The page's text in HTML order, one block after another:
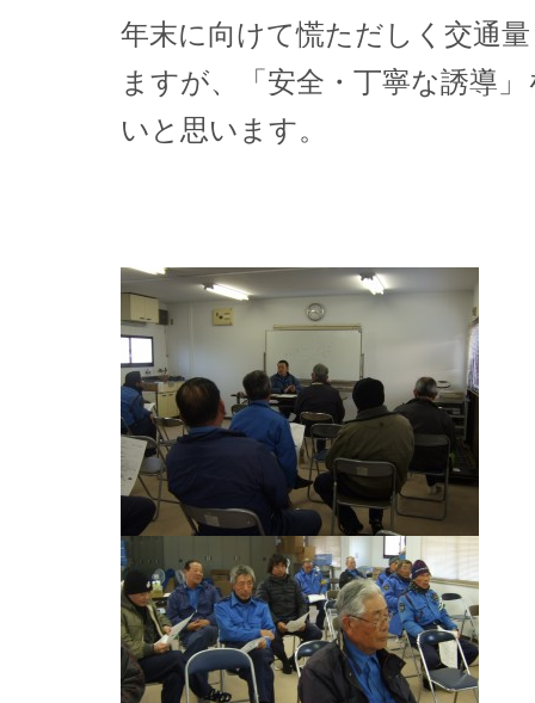
年末に向けて慌ただしく交通
ますが、「安全・丁寧な誘導
いと思います。